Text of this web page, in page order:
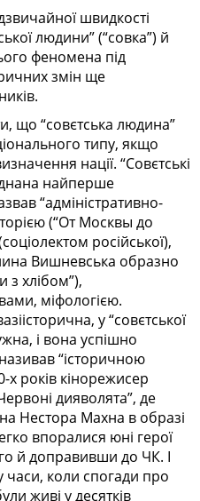
швидкості
людини” (“совка”) й
феномена під
змін ще
що “совєтська людина”
типу, якщо
нації. “Совєтські
найперше
“адміністративно-
(“От Москвы до
російської),
Вишневська образно
з хлібом”),
міфологією.
у “совєтської
і вона успішно
“історичною
х років кінорежисер
дияволята”, де
Нестора Махна в образі
впоралися юні герої
й доправивши до ЧК. І
часи, коли спогади про
живі у десятків